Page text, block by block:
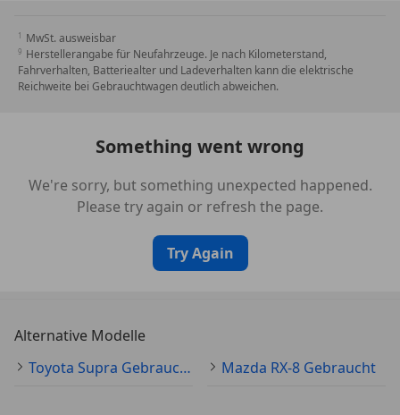
MwSt. ausweisbar
Herstellerangabe für Neufahrzeuge. Je nach Kilometerstand,
Fahrverhalten, Batteriealter und Ladeverhalten kann die elektrische
Reichweite bei Gebrauchtwagen deutlich abweichen.
Something went wrong
We're sorry, but something unexpected happened.
Please try again or refresh the page.
Try Again
Alternative Modelle
Toyota Supra Gebraucht
Mazda RX-8 Gebraucht